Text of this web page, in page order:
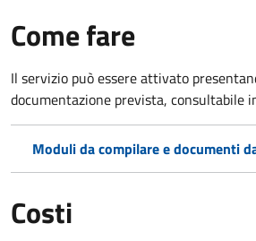
Come fare
Il servizio può essere attivato
documentazione prevista, consultabile
Moduli da compilare e documenti
Costi